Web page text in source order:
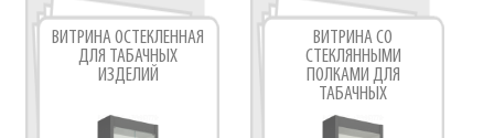
ВИТРИНА ОСТЕКЛЕННАЯ
ДЛЯ ТАБАЧНЫХ
ИЗДЕЛИЙ
ВИТРИНА СО
СТЕКЛЯННЫМИ
ПОЛКАМИ ДЛЯ
ТАБАЧНЫХ
АКСЕССУАРОВ